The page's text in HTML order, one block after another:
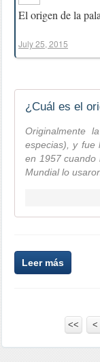
El origen de la
July 25, 2015
¿Cuál es el
Originalmente
especias), y fue
en 1957 cuando
Mundial lo
Leer más
<< <